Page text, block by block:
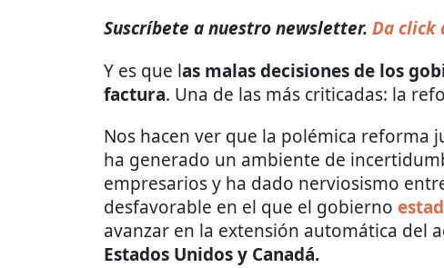
Suscríbete a nuestro newsletter. Da click
Y es que las malas decisiones de los
factura. Una de las más criticadas: la
Nos hacen ver que la polémica reforma
ha generado un ambiente de
empresarios y ha dado nerviosismo
desfavorable en el que el gobierno
avanzar en la extensión automática del
Estados Unidos y Canadá.